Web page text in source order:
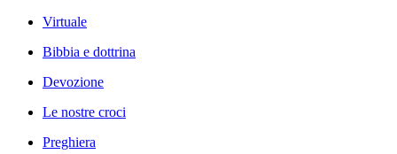
Virtuale
Bibbia e dottrina
Devozione
Le nostre croci
Preghiera